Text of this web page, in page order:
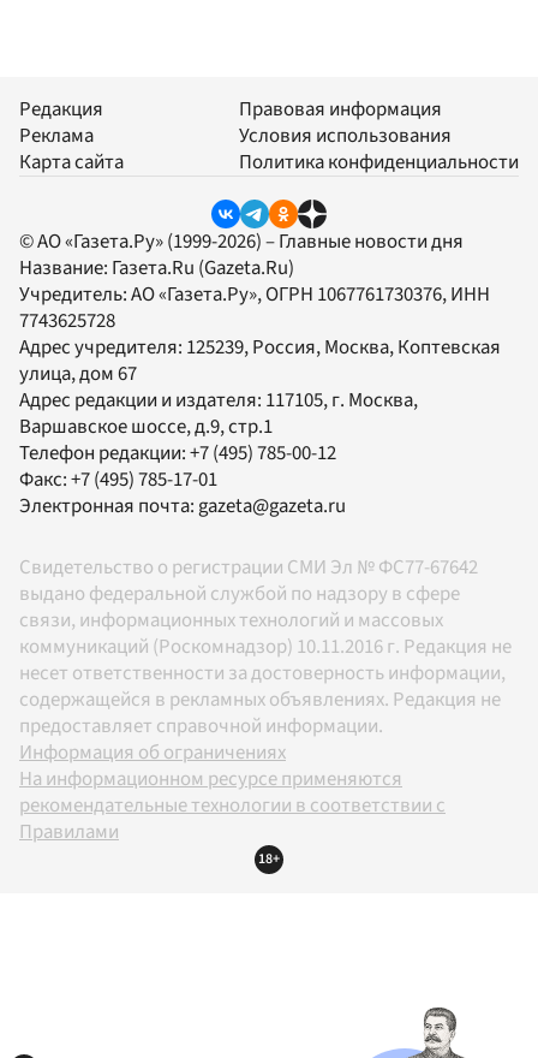
Редакция
Реклама
Карта сайта
Правовая информация
Условия использования
Политика конфиденциальности
© АО «Газета.Ру» (1999-2026) – Главные новости дня
Название: Газета.Ru (Gazeta.Ru)
Учредитель:АО «Газета.Ру», ОГРН 1067761730376, ИНН
7743625728
Адрес учредителя: 125239, Россия, Москва, Коптевская
улица, дом 67
Адрес редакции и издателя: 117105, г. Москва,
Варшавское шоссе, д.9, стр.1
Телефон редакции:+7 (495) 785-00-12
Факс:+7 (495) 785-17-01
Электронная почта:gazeta@gazeta.ru
Свидетельство о регистрации СМИ Эл № ФС77-67642
выдано федеральной службой по надзору в сфере
связи, информационных технологий и массовых
коммуникаций (Роскомнадзор) 10.11.2016 г. Редакция не
несет ответственности за достоверность информации,
содержащейся в рекламных объявлениях. Редакция не
предоставляет справочной информации.
Информация об ограничениях
На информационном ресурсе применяются
рекомендательные технологии в соответствии с
Правилами
18+